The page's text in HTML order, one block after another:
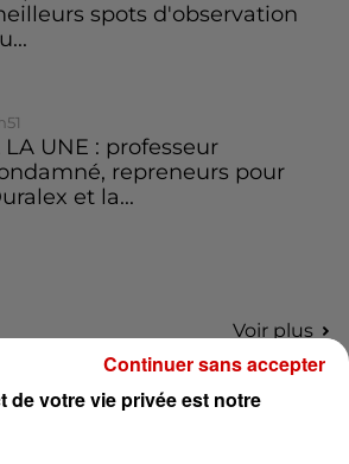
spots d'observation
LA UNE : professeur
repreneurs pour
et la...
Voir plus
Duel - Gagnez vos entrées
l'un des zoos de nos
de votre vie privée est notre
Continuer sans accepter